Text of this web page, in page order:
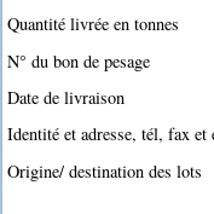
Quantité livrée en tonnes
N° du bon de pesage
Date de livraison
Identité et adresse, tél, fax
Origine/ destination des lots